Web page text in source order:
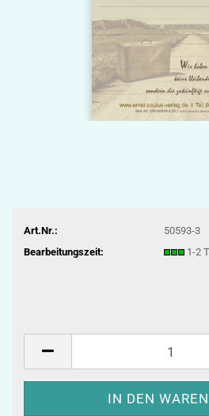
Art.Nr.:
50593-3
Bearbeitungszeit:
1-2